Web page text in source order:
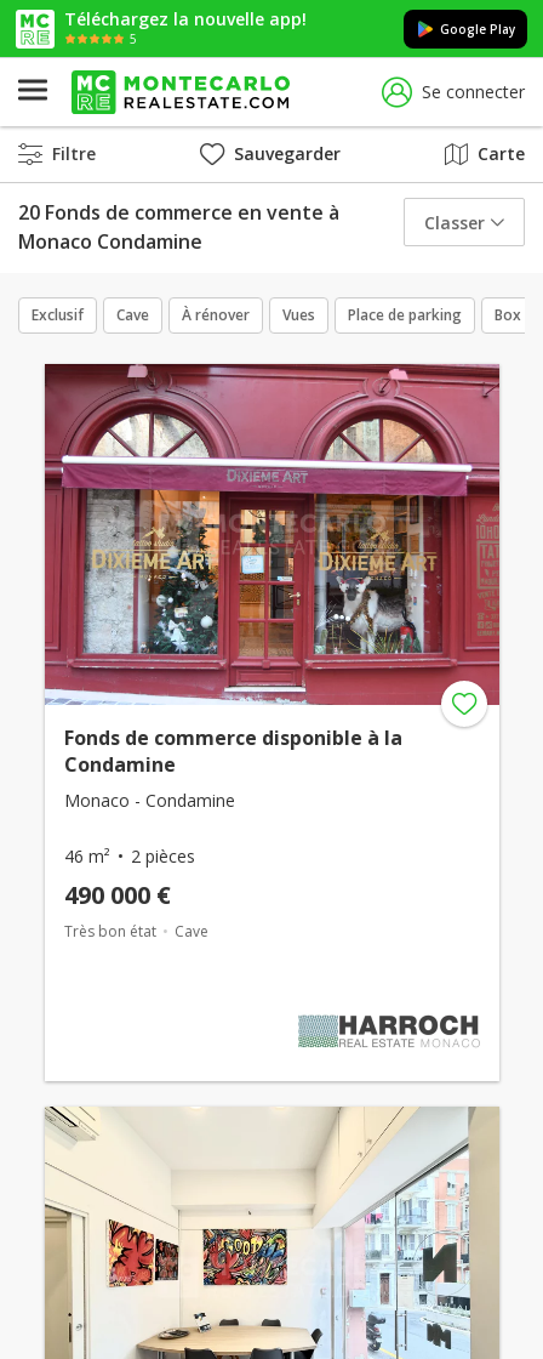
Téléchargez la nouvelle app!
5
Google Play
Se connecter
Filtre Sauvegarder Carte
20 Fonds de commerce en vente à
Monaco Condamine
Classer
Exclusif Cave À rénover Vues Place de parking Box
Fonds de commerce disponible à la
Condamine
Monaco - Condamine
46 m² 2 pièces
490 000 €
Très bon état Cave